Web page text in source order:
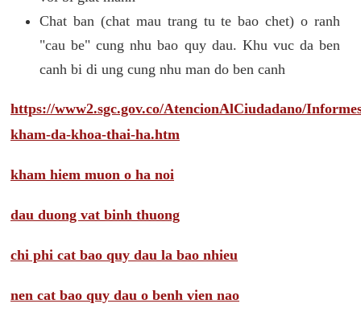
Chat ban (chat mau trang tu te bao chet) o ranh
"cau be" cung nhu bao quy dau. Khu vuc da ben
canh bi di ung cung nhu man do ben canh
https://www2.sgc.gov.co/AtencionAlCiudadano/
kham-da-khoa-thai-ha.htm
kham hiem muon o ha noi
dau duong vat binh thuong
chi phi cat bao quy dau la bao nhieu
nen cat bao quy dau o benh vien nao